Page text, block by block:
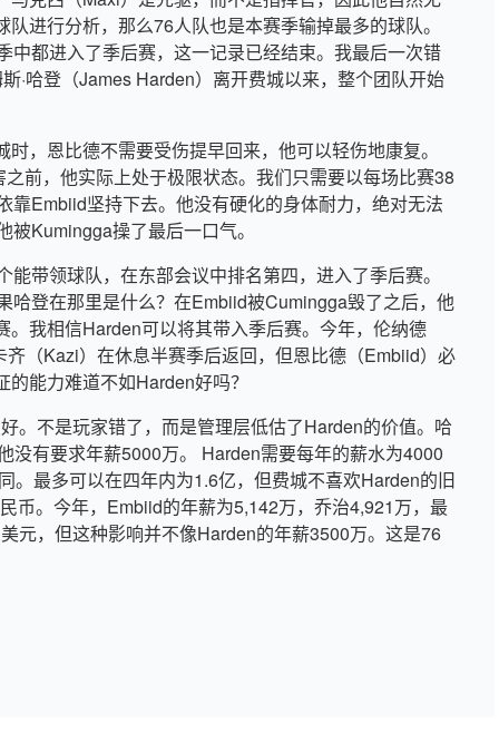
进行分析，那么76人队也是本赛季输掉最多的球队。
中都进入了季后赛，这一记录已经结束。我最后一次错
·哈登（James Harden）离开费城以来，整个团队开始
，恩比德不需要受伤提早回来，他可以轻伤地康复。
前，他实际上处于极限状态。我们只需要以每场比赛38
靠Embiid坚持下去。他没有硬化的身体耐力，绝对无法
Kumingga操了最后一口气。
带领球队，在东部会议中排名第四，进入了季后赛。
哈登在那里是什么？在Embiid被Cumingga毁了之后，他
我相信Harden可以将其带入季后赛。今年，伦纳德
（Kazi）在休息半赛季后返回，但恩比德（Embiid）必
能力难道不如Harden好吗？
。不是玩家错了，而是管理层低估了Harden的价值。哈
没有要求年薪5000万。 Harden需要每年的薪水为4000
。最多可以在四年内为1.6亿，但费城不喜欢Harden的旧
币。今年，Embiid的年薪为5,142万，乔治4,921万，最
元，但这种影响并不像Harden的年薪3500万。这是76